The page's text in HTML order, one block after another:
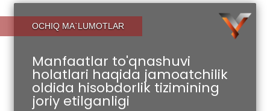
OCHIQ MA`LUMOTLAR
Manfaatlar to'qnashuvi
holatlari haqida jamoatchilik
oldida hisobdorlik tizimining
joriy etilganligi